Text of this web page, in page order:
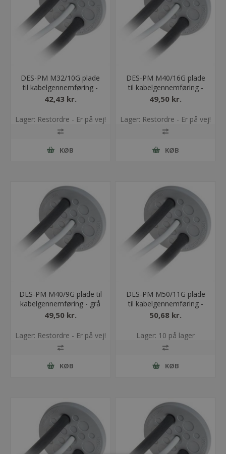
DES-PM M32/10G plade
til kabelgennemføring -
grå
42,43 kr.
Lager: Restordre - Er på vej!
KØB
DES-PM M40/16G plade
til kabelgennemføring -
grå
49,50 kr.
Lager: Restordre - Er på vej!
KØB
DES-PM M40/9G plade til
kabelgennemføring - grå
49,50 kr.
Lager: Restordre - Er på vej!
KØB
DES-PM M50/11G plade
til kabelgennemføring -
grå
50,68 kr.
Lager: 10 på lager
KØB